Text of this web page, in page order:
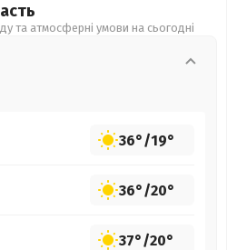
та атмосферні умови на сьогодні
36°/19°
36°/20°
37°/20°